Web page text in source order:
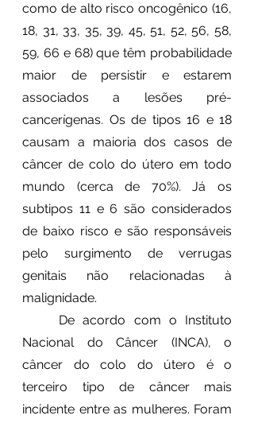
como de alto risco oncogênico (16,
18, 31, 33, 35, 39, 45, 51, 52, 56, 58,
59, 66 e 68) que têm probabilidade
maior de persistir e estarem
associados a lesões pré-
cancerígenas. Os de tipos 16 e 18
causam a maioria dos casos de
câncer de colo do útero em todo
mundo (cerca de 70%). Já os
subtipos 11 e 6 são considerados
de baixo risco e são responsáveis
pelo surgimento de verrugas
genitais não relacionadas à
malignidade.
Nacional do Câncer (INCA), o
câncer do colo do útero é o
terceiro tipo de câncer mais
incidente entre as mulheres. Foram